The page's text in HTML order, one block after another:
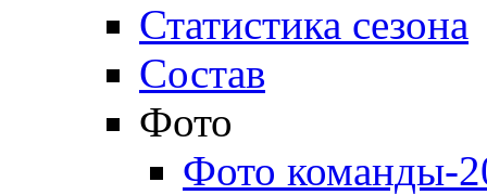
Статистика сезона
Состав
Фото
Фото команды-